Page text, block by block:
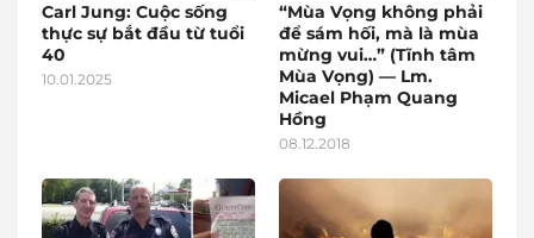
Carl Jung: Cuộc sống
thực sự bắt đầu từ tuổi
40
10.01.2025
“Mùa Vọng không phải
để sám hối, mà là mùa
mừng vui…” (Tĩnh tâm
Mùa Vọng) — Lm.
Micael Phạm Quang
Hồng
08.12.2018